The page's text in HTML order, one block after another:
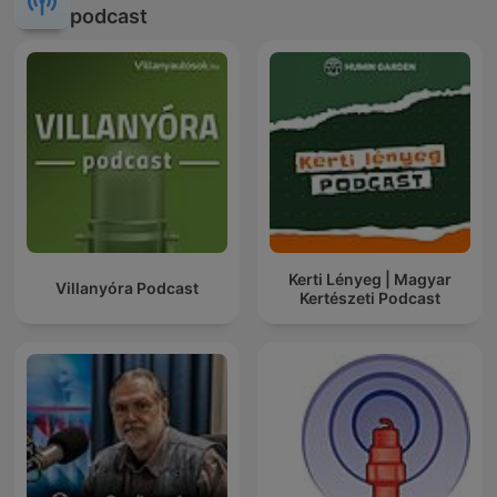
podcast
Villanyóra Podcast
Kerti Lényeg | Magyar
Kertészeti Podcast